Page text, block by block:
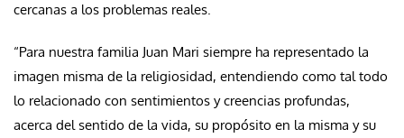
cercanas a los problemas reales.
“Para nuestra familia Juan Mari siempre ha representado la
imagen misma de la religiosidad, entendiendo como tal todo
lo relacionado con sentimientos y creencias profundas,
acerca del sentido de la vida, su propósito en la misma y su